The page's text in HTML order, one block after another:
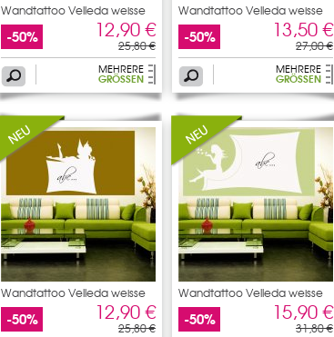
Wandtattoo Velleda weisse
-50% 12,90 €
25,80 €
MEHRERE
GRÖSSEN
Wandtattoo Velleda weisse
-50% 13,50 €
27,00 €
MEHRERE
GRÖSSEN
Wandtattoo Velleda weisse
-50% 12,90 €
25,80 €
Wandtattoo Velleda weisse
-50% 15,90 €
31,80 €